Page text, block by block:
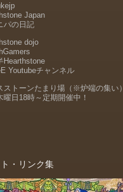
Japan
パの日記
dojo
Hearthstone
Youtubeチャンネル
ストーンたまり場（※炉端の集い）
曜日18時～定期開催中！
・リンク集